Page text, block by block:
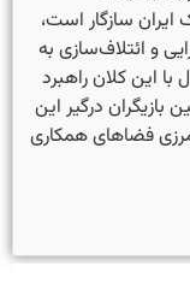
ایران سازگار است،
و ائتلاف‌سازی به
این کلان راهبرد
درگیر این
فضاهای همکاری